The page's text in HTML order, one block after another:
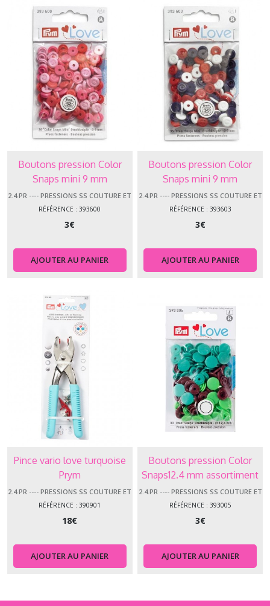
Boutons pression Color
Snaps mini 9 mm
assortiment rose /36 Prym
2.4.PR ---- PRESSIONS SS COUTURE ET
ACCESS.
RÉFÉRENCE : 393600
3€
AJOUTER AU PANIER
Boutons pression Color
Snaps mini 9 mm
assortiment multicolore /36
Prym
2.4.PR ---- PRESSIONS SS COUTURE ET
ACCESS.
RÉFÉRENCE : 393603
3€
AJOUTER AU PANIER
Pince vario love turquoise
Prym
2.4.PR ---- PRESSIONS SS COUTURE ET
ACCESS.
RÉFÉRENCE : 390901
18€
AJOUTER AU PANIER
Boutons pression Color
Snaps12.4 mm assortiment
vert-marron /30 Prym
2.4.PR ---- PRESSIONS SS COUTURE ET
ACCESS.
RÉFÉRENCE : 393005
3€
AJOUTER AU PANIER